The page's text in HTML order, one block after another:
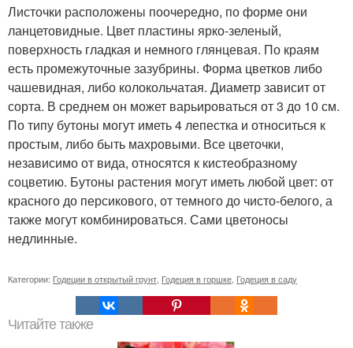
Листочки расположены поочередно, по форме они
ланцетовидные. Цвет пластины ярко-зеленый,
поверхность гладкая и немного глянцевая. По краям
есть промежуточные зазубрины. Форма цветков либо
чашевидная, либо колокольчатая. Диаметр зависит от
сорта. В среднем он может варьироваться от 3 до 10 см.
По типу бутоны могут иметь 4 лепестка и относиться к
простым, либо быть махровыми. Все цветочки,
независимо от вида, относятся к кистеобразному
соцветию. Бутоны растения могут иметь любой цвет: от
красного до персикового, от темного до чисто-белого, а
также могут комбинироваться. Сами цветоносы
недлинные.
Категории: Годеции в открытый грунт, Годеция в горшке, Годеция в саду
Читайте также